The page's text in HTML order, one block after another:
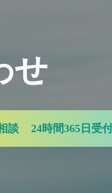
せ
談 24時間365日受